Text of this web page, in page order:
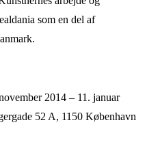
som en del af
2014 – 11. januar
52 A, 1150 København